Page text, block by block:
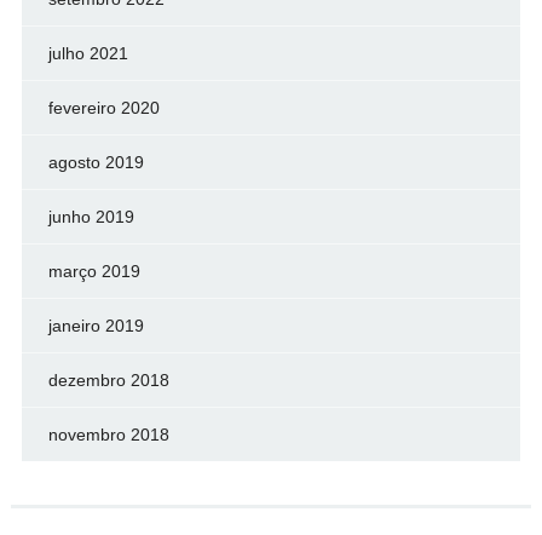
julho 2021
fevereiro 2020
agosto 2019
junho 2019
março 2019
janeiro 2019
dezembro 2018
novembro 2018